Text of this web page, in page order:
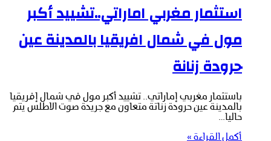
استثمار مغربي اماراتي..تشييد أكبر
مول في شمال افريقيا بالمدينة عين
حرودة زنانة
باستثمار مغربي إماراتي.. تشييد أكبر مول في شمال إفريقيا
بالمدينة عين حرودة زناتة متعاون مع جريدة صوت الاطلس يتم
حاليا…
أكمل القراءة »